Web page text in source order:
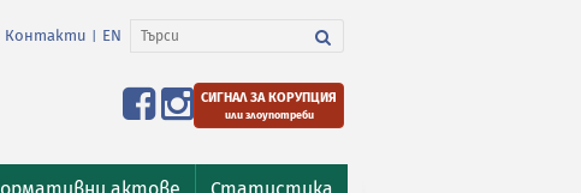
Контакти EN
СИГНАЛ ЗА КОРУПЦИЯ
или злоупотреби